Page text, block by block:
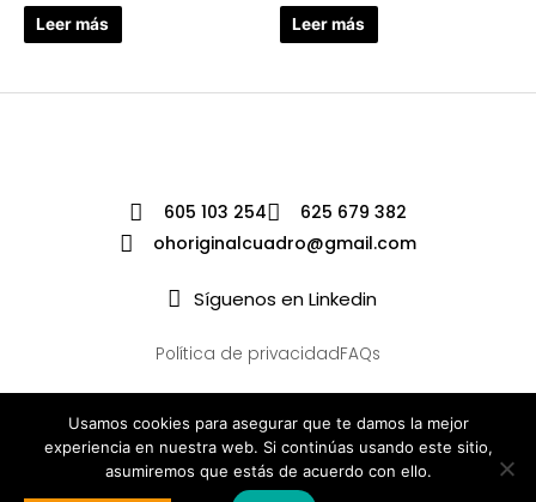
Leer más Leer más
605 103 254
625 679 382
ohoriginalcuadro@gmail.com
Síguenos en Linkedin
Política de privacidadFAQs
Usamos cookies para asegurar que te damos la mejor
experiencia en nuestra web. Si continúas usando este sitio,
asumiremos que estás de acuerdo con ello.